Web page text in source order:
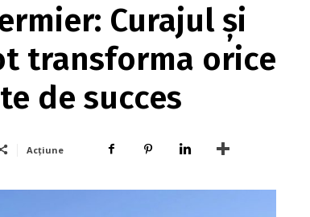
Curajul și
transforma orice
de succes
Acțiune